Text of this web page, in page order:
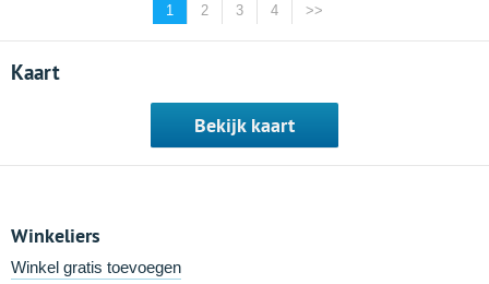
1 2 3 4 >>
Kaart
Bekijk kaart
Winkeliers
Winkel gratis toevoegen